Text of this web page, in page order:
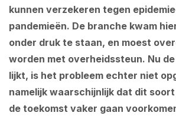
kunnen verzekeren tegen
pandemieën. De branche kwam
onder druk te staan, en moest
worden met overheidssteun. Nu
lijkt, is het probleem echter niet
namelijk waarschijnlijk dat dit
de toekomst vaker gaan